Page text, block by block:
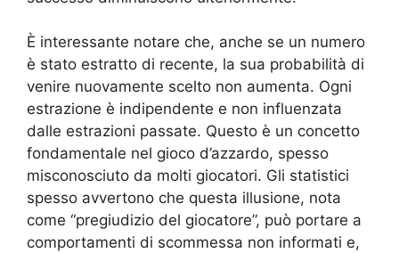
È interessante notare che, anche se un numero
è stato estratto di recente, la sua probabilità di
venire nuovamente scelto non aumenta. Ogni
estrazione è indipendente e non influenzata
dalle estrazioni passate. Questo è un concetto
fondamentale nel gioco d’azzardo, spesso
misconosciuto da molti giocatori. Gli statistici
spesso avvertono che questa illusione, nota
come “pregiudizio del giocatore”, può portare a
comportamenti di scommessa non informati e,